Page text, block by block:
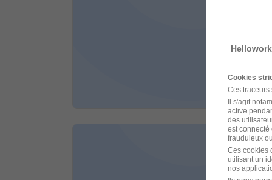
il y a
Artus
Cookies
Ces traceurs
Il s'agit
active
des
est connecté
frauduleux
Ces cookies
utilisant un
nos